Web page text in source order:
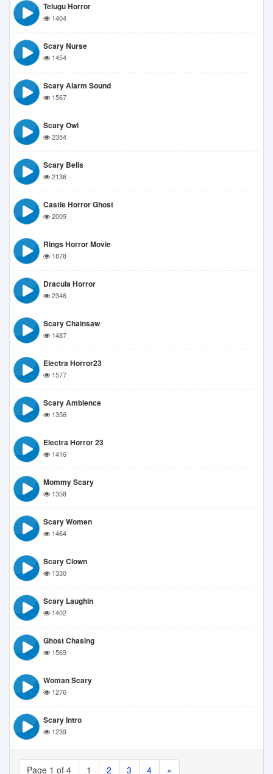
Telugu Horror
1404
Scary Nurse
1454
Scary Alarm Sound
1567
Scary Owl
2354
Scary Bells
2136
Castle Horror Ghost
2009
Rings Horror Movie
1878
Dracula Horror
2346
Scary Chainsaw
1487
Electra Horror23
1577
Scary Ambience
1356
Electra Horror 23
1416
Mommy Scary
1358
Scary Women
1464
Scary Clown
1330
Scary Laughin
1402
Ghost Chasing
1569
Woman Scary
1276
Scary Intro
1239
Page 1 of 4 1 2 3 4 »